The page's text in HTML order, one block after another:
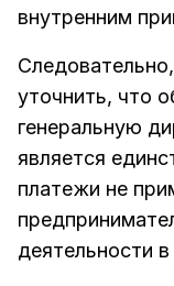
внутренним
уточнить, что
генеральную
является
платежи не
деятельности